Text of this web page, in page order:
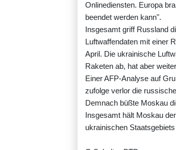
Onlinediensten. Europa
beendet werden kann".
Insgesamt griff Russland
Luftwaffendaten mit einer
April. Die ukrainische
Raketen ab, hat aber
Einer AFP-Analyse auf
zufolge verlor die
Demnach büßte Moskau
Insgesamt hält Moskau
ukrainischen